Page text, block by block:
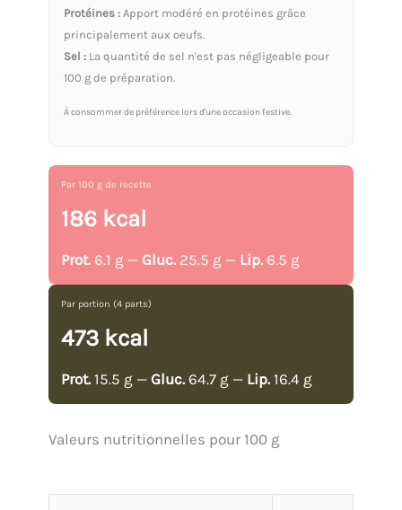
Protéines : Apport modéré en protéines grâce
principalement aux oeufs.
Sel : La quantité de sel n'est pas négligeable pour
100 g de préparation.
À consommer de préférence lors d'une occasion festive.
Par 100 g de recette
186 kcal
Prot. 6.1 g — Gluc. 25.5 g — Lip. 6.5 g
Par portion (4 parts)
473 kcal
Prot. 15.5 g — Gluc. 64.7 g — Lip. 16.4 g
Valeurs nutritionnelles pour 100 g